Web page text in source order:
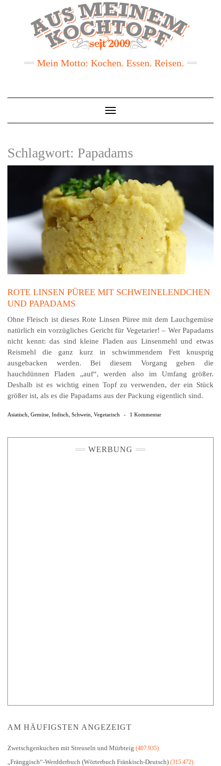
Mein Motto: Kochen. Essen. Reisen.
Toggle
Navigation
Schlagwort: Papadams
ROTE LINSEN PÜREE MIT SCHWEINELENDCHEN
UND PAPADAMS
Ohne Fleisch ist dieses Rote Linsen Püree mit dem Lauchgemüse
natürlich ein vorzügliches Gericht für Vegetarier! – Wer Papadams
nicht kennt: das sind kleine Fladen aus Linsenmehl und etwas
Reismehl die ganz kurz in schwimmendem Fett knusprig
ausgebacken werden. Bei diesem Vorgang gehen die
hauchdünnen Fladen „auf“, werden also im Umfang größer.
Deshalb ist es wichtig einen Topf zu verwenden, der ein Stück
größer ist, als es die Papadams aus der Packung eigentlich sind.
Asiatisch Gemüse Indisch Schwein Vegetarisch - 1 Kommentar
WERBUNG
AM HÄUFIGSTEN ANGEZEIGT
Zwetschgenkuchen mit Streuseln und Mürbteig (407.935)
„Fränggisch“-Werdderbuch (Wörterbuch Fränkisch-Deutsch) (315.472)